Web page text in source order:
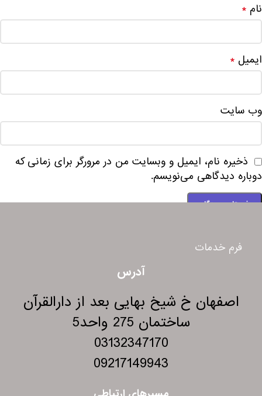
نام *
ایمیل *
وب‌ سایت
ذخیره نام، ایمیل و وبسایت من در مرورگر برای زمانی که
دوباره دیدگاهی می‌نویسم.
فرم خدمات
آدرس
اصفهان خ شیخ بهایی بعد از دارالقرآن
ساختمان 275 واحد5
03132347170
09217149943